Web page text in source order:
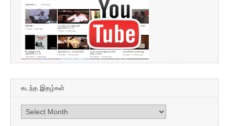
கடந்த இதழ்கள்
கடந்த
இதழ்கள்